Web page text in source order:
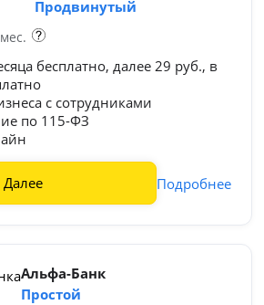
Продвинутый
бесплатно, далее 29 руб., в
с сотрудниками
по 115-ФЗ
Далее Подробнее
Альфа-Банк
Простой